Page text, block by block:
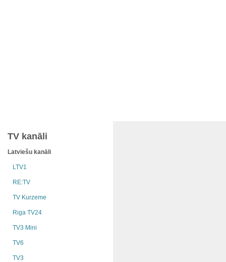
TV kanāli
Latviešu kanāli
LTV1
RE:TV
TV Kurzeme
Riga TV24
TV3 Mini
TV6
TV3